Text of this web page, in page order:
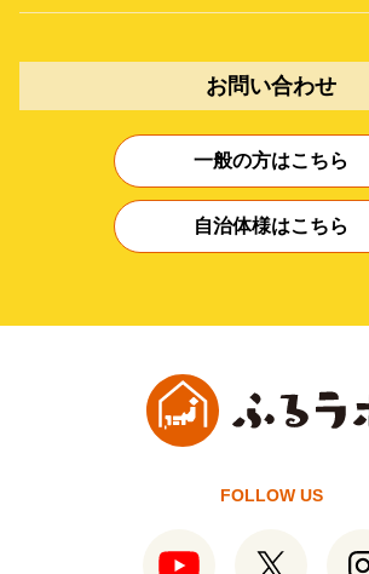
お問い合わせ
一般の方はこちら
自治体様はこちら
FOLLOW US